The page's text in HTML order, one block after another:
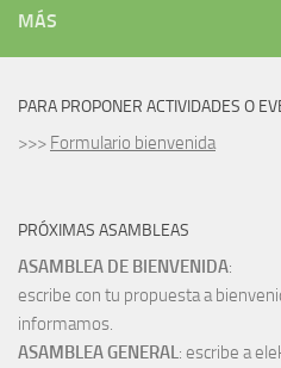
MÁS
PARA PROPONER ACTIVIDADES O
>>> Formulario bienvenida
PRÓXIMAS ASAMBLEAS
ASAMBLEA DE BIENVENIDA:
escribe con tu propuesta a
informamos.
ASAMBLEA GENERAL : escribe a